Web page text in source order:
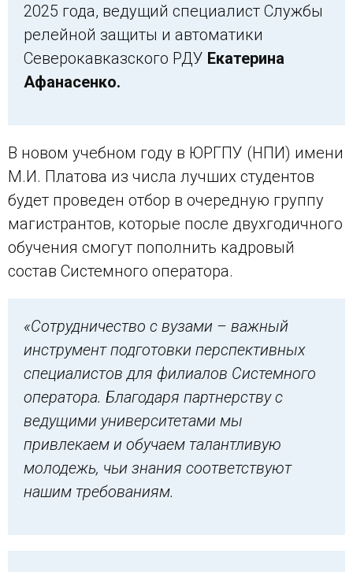
2025 года, ведущий специалист Службы
релейной защиты и автоматики
Северокавказского РДУ Екатерина
Афанасенко.
В новом учебном году в ЮРГПУ (НПИ) имени
М.И. Платова из числа лучших студентов
будет проведен отбор в очередную группу
магистрантов, которые после двухгодичного
обучения смогут пополнить кадровый
состав Системного оператора.
«Сотрудничество с вузами – важный
инструмент подготовки перспективных
специалистов для филиалов Системного
оператора. Благодаря партнерству с
ведущими университетами мы
привлекаем и обучаем талантливую
молодежь, чьи знания соответствуют
нашим требованиям.